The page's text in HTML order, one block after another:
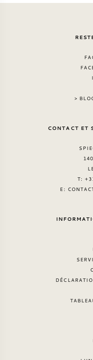
>
CONTACT ET
T:
E: